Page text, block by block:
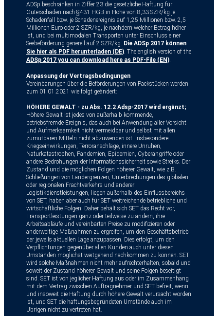
ADSp beschränken in Ziffer 23 die gesetzliche Haftung für
Güterschäden nach §431 HGB in Höhe von 8,33 SZR/kg je
Schadenfall bzw. je Schadenereignis auf 1,25 Millionen bzw. 2,5
Millionen Euro oder 2 SZR/kg, je nachdem welcher Betrag höher
ist, und bei multimodalen Transporten unter Einschluss einer
Seebeförderung generell auf 2 SZR/kg. Die ADSp 2017 können
Sie hier als PDF herunterladen (DE). The english version of the
ADSp 2017 you can download here as PDF-File (EN).
Anpassung der Vertragsbedingungen
Vereinbarungen über die Beförderungen von Packstücken werden
zum 01.01.2021 wie folgt geändert:
HÖHERE GEWALT - zu Abs. 12.2 Adsp-2017 wird ergänzt;
Höhere Gewalt ist jedes von außerhalb kommende,
betriebsfremde Ereignis, das auch bei Anwendung aller Vorsicht
und Aufmerksamkeit nicht vermeidbar und selbst mit allen
zumutbaren Mitteln nicht abzuwenden ist. Insbesondere
Kriegseinwirkungen, Terroranschläge, innere Unruhen,
Naturkatastrophen, Pandemien, Epidemien, Cyberangriffe oder
andere Bedrohungen der Informationssicherheit sowie Streiks. Der
Zustand und die möglichen Folgen höherer Gewalt, wie z.B.
Schließungen von Ländergrenzen, Unterbrechungen des globalen
oder regionalen Frachtverkehrs und anderer
Logistikdienstleistungen, liegen außerhalb des Einflussbereichs
von SET, haben aber auch für SET weitreichende betriebliche und
wirtschaftliche Folgen. Daher behält sich SET das Recht vor,
Transportleistungen ganz oder teilweise zu ändern, ihre
Arbeitsabläufe und vereinbarten Preise zu modifizieren oder
anderweitige Maßnahmen zu ergreifen, um den Geschäftsbetrieb
der jeweils aktuellen Lage anzupassen. Dies erfolgt, um den
Verpflichtungen gegenüber allen Kunden auch unter diesen
Umständen möglichst weitgehend nachkommen zu können. SET
wird solche Maßnahmen nicht mehr aufrechterhalten, sobald und
soweit der Zustand höherer Gewalt und seine Folgen beseitigt
sind. SET ist von jeglicher Haftung aus oder im Zusammenhang
mit dem Vertrag zwischen Auftragnehmer und SET befreit, wenn
und insoweit die Haftung durch höhere Gewalt verursacht worden
ist, und SET die haftungsbegründeten Umstände auch im
Übrigen nicht zu vertreten hat.